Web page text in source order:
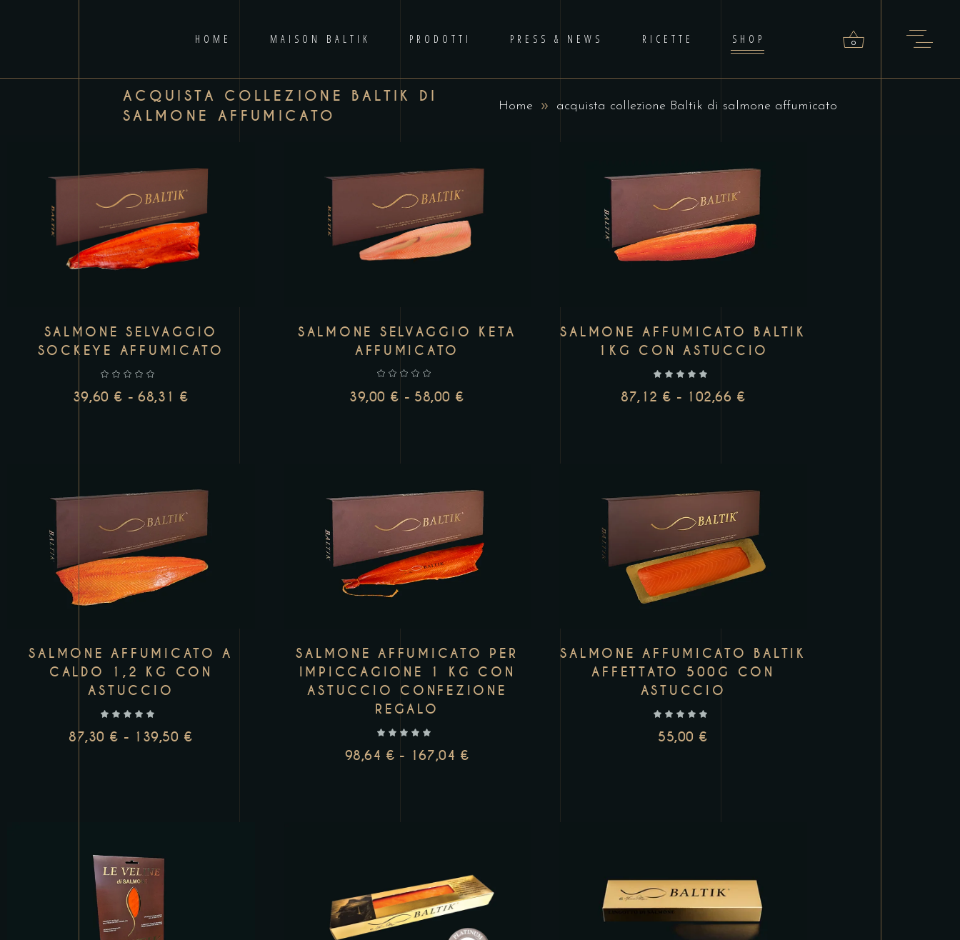
HOME MAISON BALTIK PRODOTTI PRESS & NEWS RICETTE SHOP 0
No products in the cart.
ACQUISTA COLLEZIONE BALTIK DI
SALMONE AFFUMICATO
Home acquista collezione Baltik di salmone affumicato
SCEGLI
SALMONE SELVAGGIO
SOCKEYE AFFUMICATO
39,60 € - 68,31 €
SCEGLI
SALMONE SELVAGGIO KETA
AFFUMICATO
39,00 € - 58,00 €
SCEGLI
SALMONE AFFUMICATO BALTIK
1KG CON ASTUCCIO
87,12 € - 102,66 €
SCEGLI
SALMONE AFFUMICATO A
CALDO 1,2 KG CON
ASTUCCIO
87,30 € - 139,50 €
SCEGLI
SALMONE AFFUMICATO PER
IMPICCAGIONE 1 KG CON
ASTUCCIO CONFEZIONE
REGALO
98,64 € - 167,04 €
AGGIUNGI AL CARRELLO
SALMONE AFFUMICATO BALTIK
AFFETTATO 500G CON
ASTUCCIO
55,00 €
AGGIUNGI AL CARRELLO